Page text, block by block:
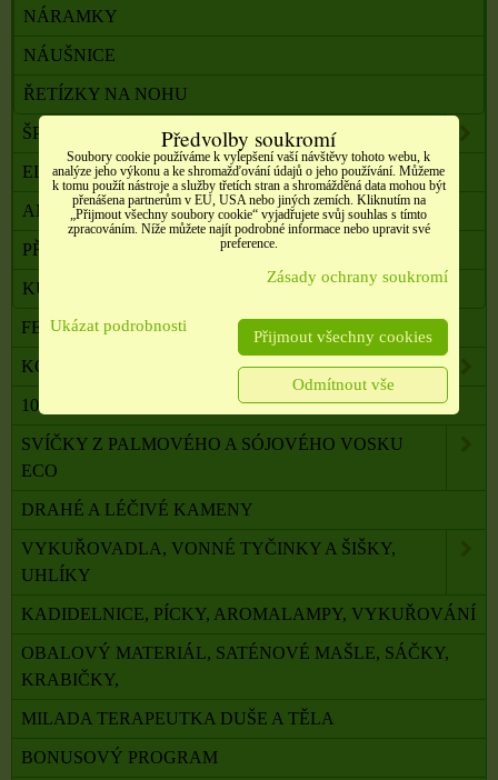
NÁRAMKY
NÁUŠNICE
ŘETÍZKY NA NOHU
ŠPERKY BIŽUTERIE, KŮŽE, DŘEVO
ELEGANTNÍ, SVÁTEČNÍ ŠPERKY
AMULETY A TALISMANY
PŘÍVĚŠKY NA ŘETÍZEK
KŮŽE, ŘETÍZKY NA ŠPERKY
FENG SHUI, ORG. PYRAMIDY, LAPAČE SNŮ
KOMPONENTY K VÝROBĚ SVÍČEK, ŠPERKŮ
100 % PŘÍRODNÍ ESENCIÁLNÍ OLEJE SALOOS
SVÍČKY Z PALMOVÉHO A SÓJOVÉHO VOSKU
ECO
DRAHÉ A LÉČIVÉ KAMENY
VYKUŘOVADLA, VONNÉ TYČINKY A ŠIŠKY,
UHLÍKY
KADIDELNICE, PÍCKY, AROMALAMPY, VYKUŘOVÁNÍ
OBALOVÝ MATERIÁL, SATÉNOVÉ MAŠLE, SÁČKY,
KRABIČKY,
MILADA TERAPEUTKA DUŠE A TĚLA
BONUSOVÝ PROGRAM
Předvolby soukromí
Soubory cookie používáme k vylepšení vaší návštěvy tohoto webu, k
analýze jeho výkonu a ke shromažďování údajů o jeho používání. Můžeme
k tomu použít nástroje a služby třetích stran a shromážděná data mohou být
přenášena partnerům v EU, USA nebo jiných zemích. Kliknutím na
„Přijmout všechny soubory cookie“ vyjadřujete svůj souhlas s tímto
zpracováním. Níže můžete najít podrobné informace nebo upravit své
preference.
Zásady ochrany soukromí
Ukázat podrobnosti
Přijmout všechny cookies
Odmítnout vše